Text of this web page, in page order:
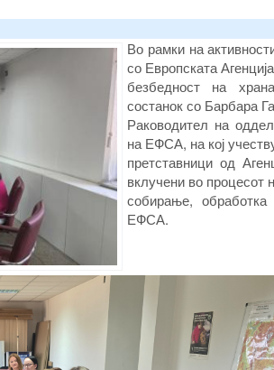
Во рамки на
со Европската
безбедност на
состанок со Барбара
Раководител на
на ЕФСА, на кој
претставници од
вклучени во процесот
собирање,
ЕФСА.